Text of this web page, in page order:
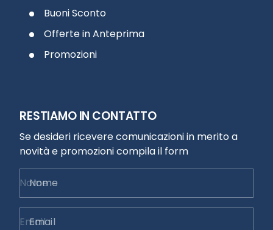
Buoni Sconto
Offerte in Anteprima
Promozioni
RESTIAMO IN CONTATTO
Se desideri ricevere comunicazioni in merito a
novità e promozioni compila il form
Nome
Email